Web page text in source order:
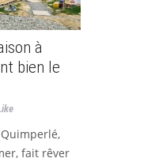
à
bien le
fait rêver